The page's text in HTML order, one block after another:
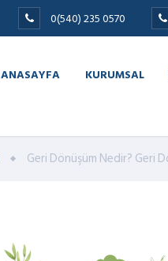
0(540) 235 0570
ANASAYFA KURUMSAL
Geri Dönüşüm Nedir? Geri